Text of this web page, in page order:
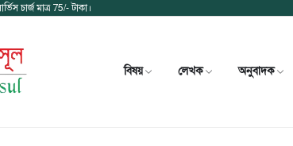
চার্জ মাত্র 75/- টাকা।
বিষয় লেখক অনুবাদক